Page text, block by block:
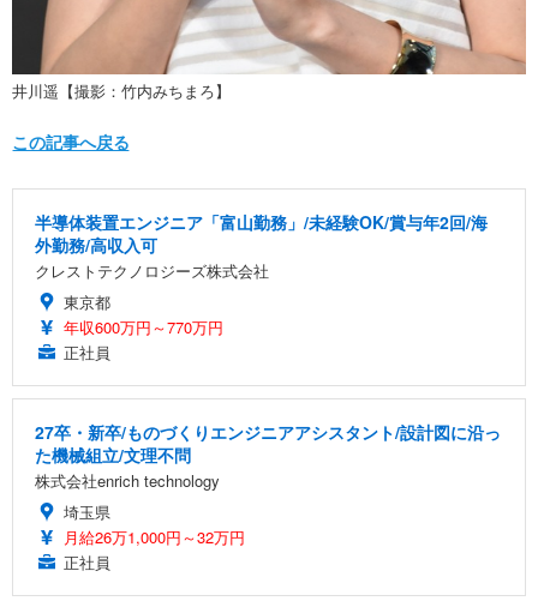
井川遥【撮影：竹内みちまろ】
この記事へ戻る
半導体装置エンジニア「富山勤務」/未経験OK/賞与年2回/海
外勤務/高収入可
クレストテクノロジーズ株式会社
東京都
年収600万円～770万円
正社員
27卒・新卒/ものづくりエンジニアアシスタント/設計図に沿っ
た機械組立/文理不問
株式会社enrich technology
埼玉県
月給26万1,000円～32万円
正社員